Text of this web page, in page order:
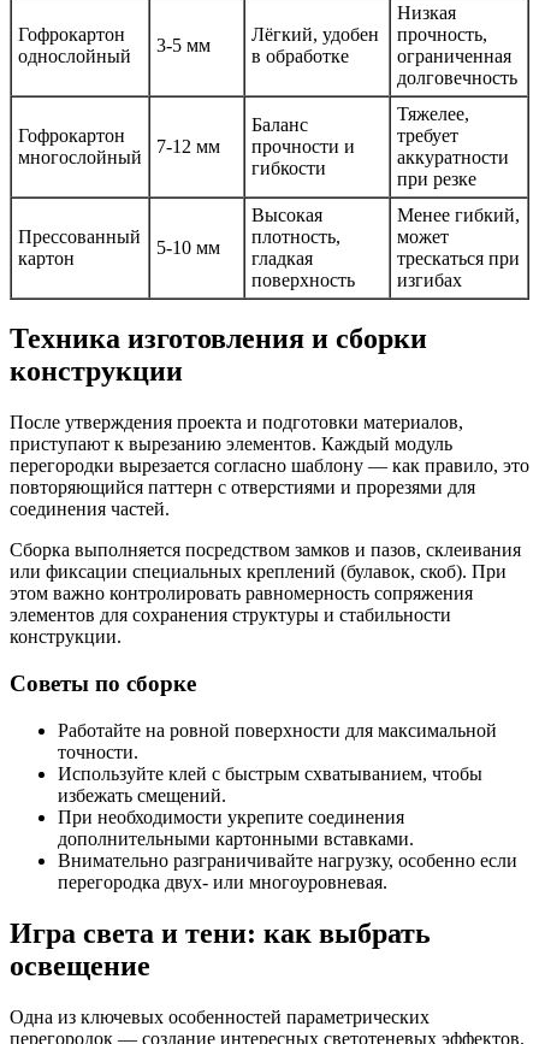
Гофрокартон
однослойный
3-5 мм
Лёгкий, удобен
в обработке
Низкая
прочность,
ограниченная
долговечность
Гофрокартон
многослойный
7-12 мм
Баланс
прочности и
гибкости
Тяжелее,
требует
аккуратности
при резке
Прессованный
картон
5-10 мм
Высокая
плотность,
гладкая
поверхность
Менее гибкий,
может
трескаться при
изгибах
Техника изготовления и сборки
конструкции
После утверждения проекта и подготовки материалов,
приступают к вырезанию элементов. Каждый модуль
перегородки вырезается согласно шаблону — как правило, это
повторяющийся паттерн с отверстиями и прорезями для
соединения частей.
Сборка выполняется посредством замков и пазов, склеивания
или фиксации специальных креплений (булавок, скоб). При
этом важно контролировать равномерность сопряжения
элементов для сохранения структуры и стабильности
конструкции.
Советы по сборке
Работайте на ровной поверхности для максимальной
точности.
Используйте клей с быстрым схватыванием, чтобы
избежать смещений.
При необходимости укрепите соединения
дополнительными картонными вставками.
Внимательно разграничивайте нагрузку, особенно если
перегородка двух- или многоуровневая.
Игра света и тени: как выбрать
освещение
Одна из ключевых особенностей параметрических
перегородок — создание интересных светотеневых эффектов.